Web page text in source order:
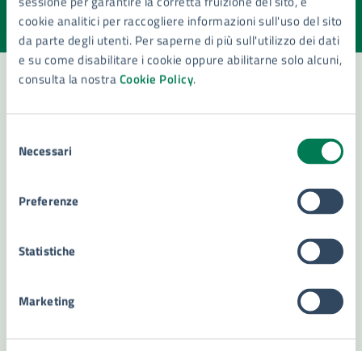
cookie analitici per raccogliere informazioni sull'uso del sito
da parte degli utenti. Per saperne di più sull'utilizzo dei dati
e su come disabilitare i cookie oppure abilitarne solo alcuni,
consulta la nostraCookie Policy.
delNecessari
Preferenze
Statistiche
Marketing
Valuta la chiarezza delle informazioni (da 1 a 5 stelle)
Seleziona il numero di stelle per valutare la chiarezza delle
Valuta 5 stelle su 5
Valuta 4 stelle su 5
Valuta 3 stelle su 5
Valuta 2 stelle su 5
Valuta 1 stelle su 5
Leggi le domande frequenti
Prenota appuntamento
Problemi in città